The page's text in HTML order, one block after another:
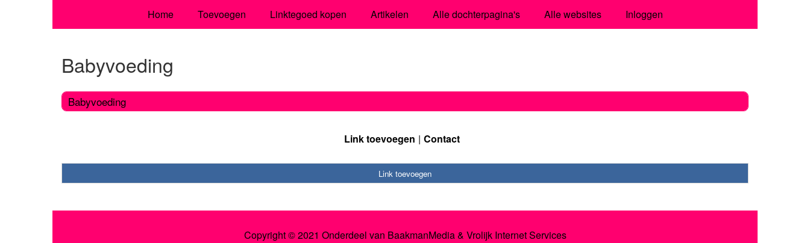
Home Toevoegen Linktegoed kopen Artikelen Alle dochterpagina's Alle websites Inloggen
Babyvoeding
Babyvoeding
Link toevoegen Contact
Link toevoegen
Copyright © 2021 Onderdeel van BaakmanMedia& Vrolijk Internet Services